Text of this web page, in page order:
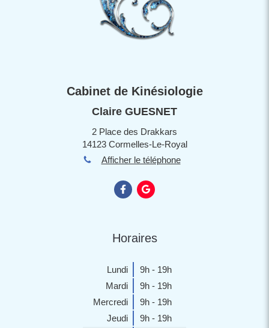
Cabinet de Kinésiologie
Claire GUESNET
2 Place des Drakkars
14123 Cormelles-Le-Royal
Afficher le téléphone
Horaires
Lundi
9h - 19h
Mardi
9h - 19h
Mercredi
9h - 19h
Jeudi
9h - 19h